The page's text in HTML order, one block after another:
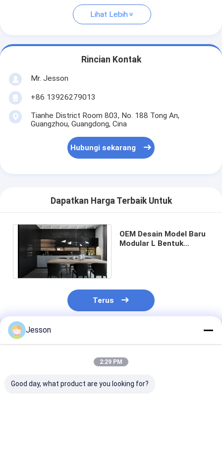
Lihat Lebih
Rincian Kontak
Mr. Jesson
+86 13926279013
Tianhe District Room 803, No. 188 Tong An,
Guangzhou, Guangdong, Cina
Hubungi sekarang
Dapatkan Harga Terbaik Untuk
OEM Desain Model Baru
Modular L Bentuk
Terus
Rekomendasi Produk
Jesson
2:29 PM
Good day, what product are you looking for?